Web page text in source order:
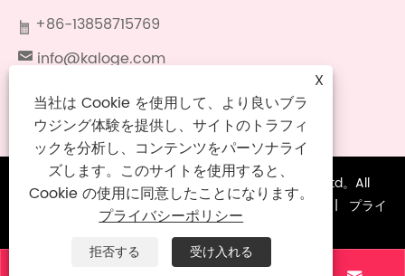
+86-13858715769
info@kaloge.com
No. 699、Cangqian Road、Longgang
Century Industrial Park、Wenzhou City、
Zhijiang Stuent、China
Copyright©2024 Wenzhou Kaloge Crafts Co.、Ltd。All
rights reserved。Links|Sitemap| RSS|XML | プライ
バシーポリシー|
X
当社は Cookie を使用して、より良いブラ
ウジング体験を提供し、サイトのトラフィ
ックを分析し、コンテンツをパーソナライ
ズします。このサイトを使用すると、
Cookie の使用に同意したことになります。
プライバシーポリシー
拒否する 受け入れる